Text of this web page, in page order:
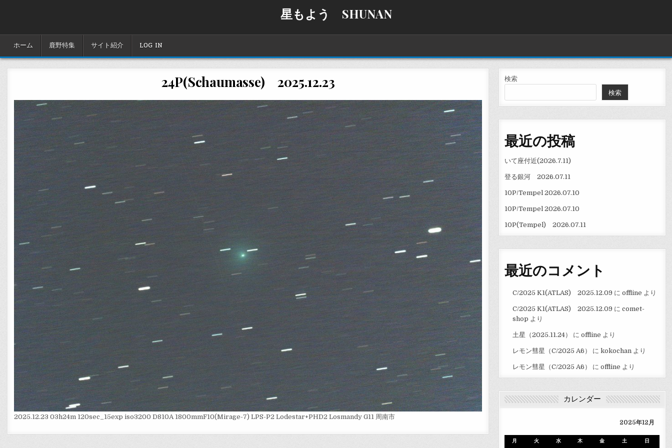
星もよう SHUNAN
ホーム 鹿野特集 サイト紹介 LOG IN
24P(Schaumasse) 2025.12.23
2025.12.23 03h24m 120sec_15exp iso3200 D810A 1800mmF10(Mirage-7) LPS-P2 Lodestar+PHD2 Losmandy G11 周南市
検索
検索
最近の投稿
いて座付近(2026.7.11)
登る銀河 2026.07.11
10P/Tempel 2026.07.10
10P/Tempel 2026.07.10
10P(Tempel) 2026.07.11
最近のコメント
C/2025 K1(ATLAS) 2025.12.09 に offline より
C/2025 K1(ATLAS) 2025.12.09 に comet-
shop より
土星（2025.11.24） に offline より
レモン彗星（C/2025 A6） に kokochanより
レモン彗星（C/2025 A6） に offline より
カレンダー
2025年12月
月 火 水 木 金 土 日